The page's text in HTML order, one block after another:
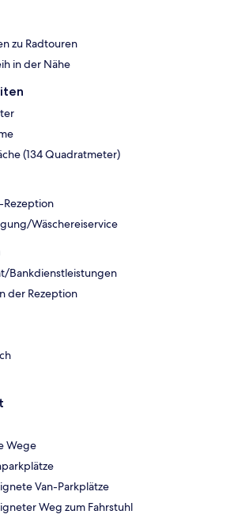
zu Radtouren
in der Nähe
(134 Quadratmeter)
Wäschereiservice
Bankdienstleistungen
der Rezeption
Wege
Van-Parkplätze
Weg zum Fahrstuhl